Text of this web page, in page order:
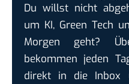
Du willst nicht
um KI, Green Tech
Morgen geht?
bekommen jeden
direkt in die Inbox